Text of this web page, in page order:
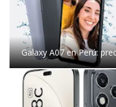
Galaxy A07 en Perú: